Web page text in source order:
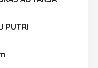
PUTRI